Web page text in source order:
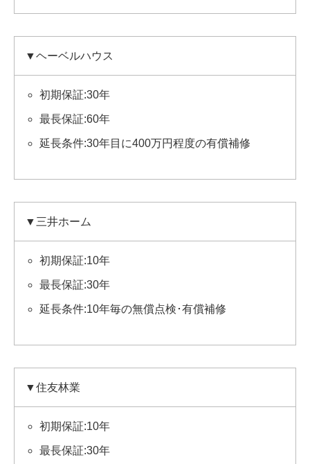
▼ヘーベルハウス
初期保証:30年
最長保証:60年
延長条件:30年目に400万円程度の有償補修
▼三井ホーム
初期保証:10年
最長保証:30年
延長条件:10年毎の無償点検･有償補修
▼住友林業
初期保証:10年
最長保証:30年